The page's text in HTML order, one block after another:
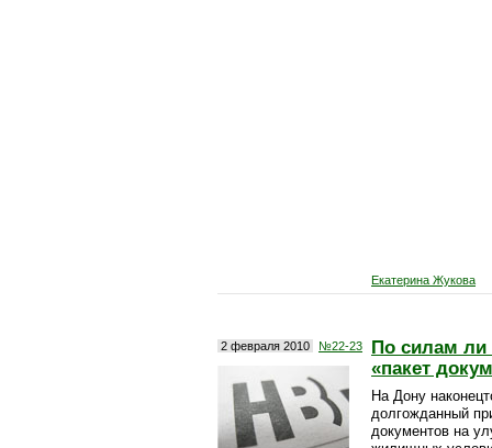
Екатерина Жукова
2 февраля 2010 №22-23
По силам ли
«пакет
На Дону
долгожданный
документов на